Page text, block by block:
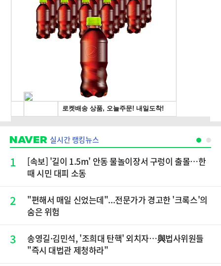
실시간 랭킹뉴스
1
[속보] '길이 1.5m' 안동 물놀이장서 구렁이 출몰…한
때 시민 대피 소동
2
"편해서 매일 신었는데"...전문가가 경고한 '크록스'의
숨은 위험
3
송영길·김민석, '조희대 탄핵' 외치자…與법사위원들
"즉시 대법관 제청하라"